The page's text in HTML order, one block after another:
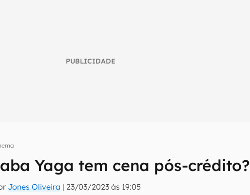
PUBLICIDADE
Yaga tem cena pós-crédito?
Jones Oliveira | 23/03/2023 às 19:05
do mundo tech!
e receba notícias e reviews sobre tecnologia em primeira